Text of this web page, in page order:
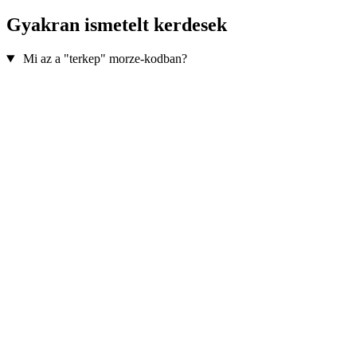
Gyakran ismetelt kerdesek
Mi az a "terkep" morze-kodban?